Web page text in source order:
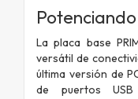
La placa base
versátil de
última versión de
de puertos